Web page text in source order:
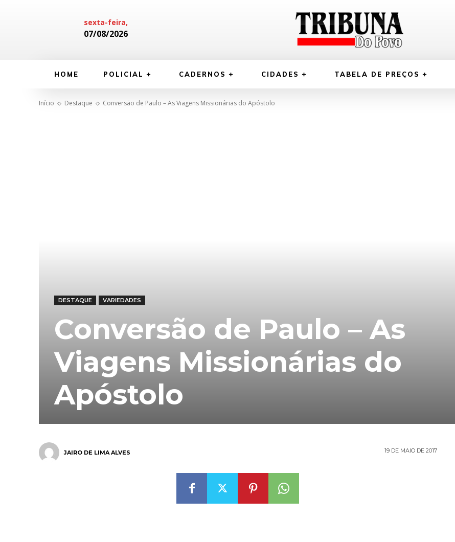
sexta-feira,
07/08/2026
HOME POLICIAL CADERNOS CIDADES TABELA DE PREÇOS
Início Destaque Conversão de Paulo – As Viagens Missionárias do Apóstolo
DESTAQUE VARIEDADES
Conversão de Paulo – As
Viagens Missionárias do
Apóstolo
JAIRO DE LIMA ALVES 19 DE MAIO DE 2017